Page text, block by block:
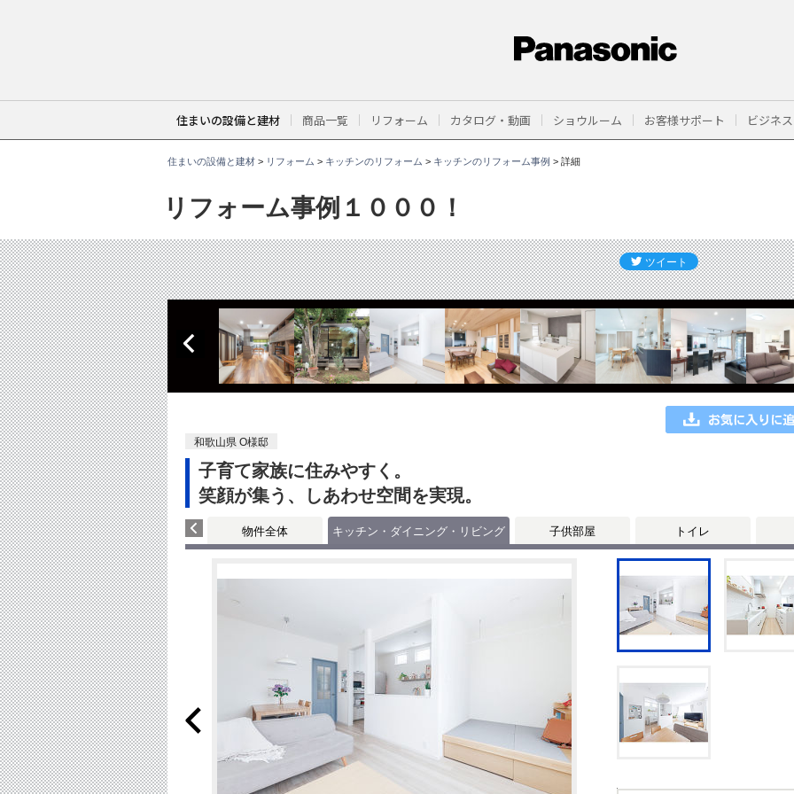
住まいの設備と建材 商品一覧 リフォーム カタログ・動画 ショウルーム お客様サポート ビジネ
住まいの設備と建材> リフォーム > キッチンのリフォーム > キッチンのリフォーム事例 > 詳細
リフォーム事例１０００！
。
和歌山県 O様邸
子育て家族に住みやすく。
笑顔が集う、しあわせ空間を実現。
物件全体 キッチン・ダイニング・リビング 子供部屋 トイレ